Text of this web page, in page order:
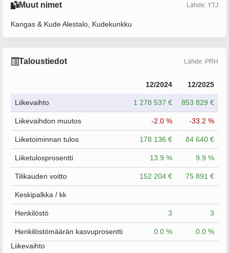
Muut nimet Lähde: YTJ
Kangas & Kude Alestalo, Kudekunkku
Taloustiedot Lähde: PRH
12/2024 12/2025
Liikevaihto 1 278 537 € 853 829 €
Liikevaihdon muutos -2.0 % -33.2 %
Liiketoiminnan tulos 178 136 € 84 640 €
Liiketulosprosentti 13.9 % 9.9 %
Tilikauden voitto 152 204 € 75 891 €
Keskipalkka / kk
Henkilöstö 3 3
Henkilöstömäärän kasvuprosentti 0.0 %
0.0 %
Liikevaihto